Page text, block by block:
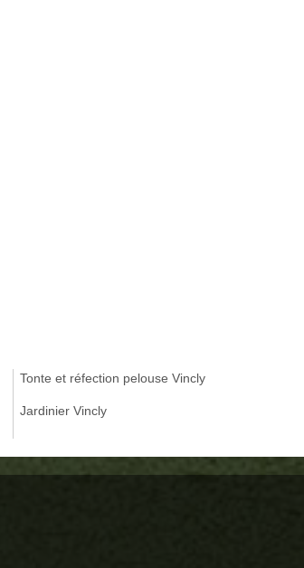
Tonte et réfection pelouse Vincly
Jardinier Vincly